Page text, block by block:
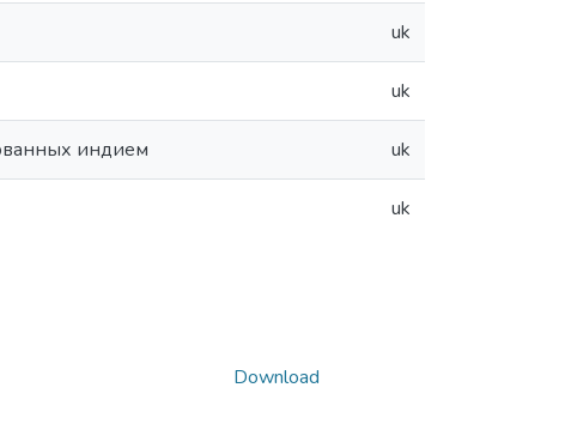
uk
uk
индием uk
uk
Download